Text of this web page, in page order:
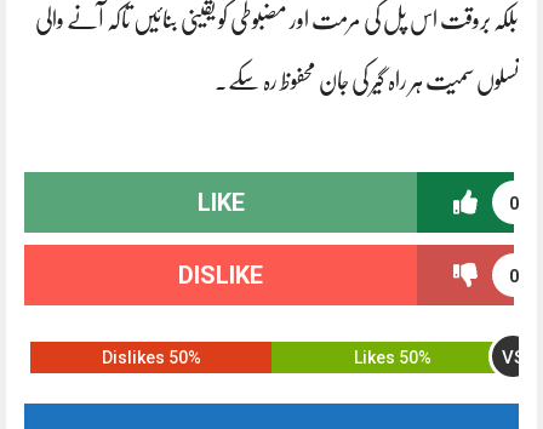
بلکہ بروقت اس پل کی مرمت اور مضبوطی کو یقینی بنائیں تاکہ آنے والی
نسلوں سمیت ہر راہ گیر کی جان محفوظ رہ سکے۔
0
LIKE
0
DISLIKE
50% Likes VS
50% Dislikes